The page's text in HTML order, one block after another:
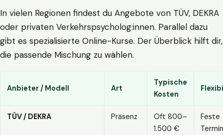
In vielen Regionen findest du Angebote von TÜV, DEKRA
oder privaten Verkehrspsycholog:innen. Parallel dazu
gibt es spezialisierte Online-Kurse. Der Überblick hilft dir,
die passende Mischung zu wählen.
Anbieter / Modell Art
Typische
Kosten
TÜV / DEKRA Präsenz
Oft 800–
1.500 €
Feste